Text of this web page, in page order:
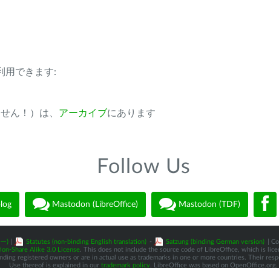
用できます:
ん！）は、 アーカイブにあります
Follow Us
Mastodon (LibreOffice) Mastodon (TDF)
) Statutes (non-binding English translation) - Satzung (binding German version)
|
Share Alike 3.0 License. This does not include the source code of LibreOffice, which is
registered owners or are in actual use as trademarks in one or more countries. Their
Use thereof is explained in our trademark policy . LibreOffice was based on OpenOffice.org.